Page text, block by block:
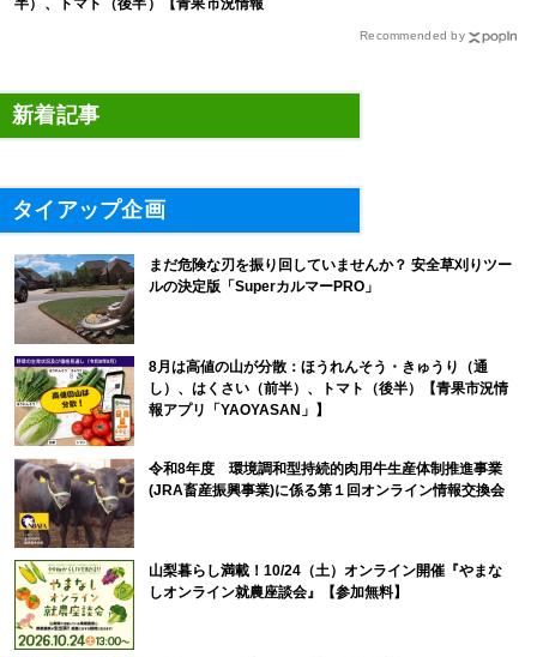
半）、トマト（後半）【青果市況情報
Recommended by
新着記事
タイアップ企画
まだ危険な刃を振り回していませんか？ 安全草刈りツー
ルの決定版「SuperカルマーPRO」
8月は高値の山が分散：ほうれんそう・きゅうり（通
し）、はくさい（前半）、トマト（後半）【青果市況情
報アプリ「YAOYASAN」】
令和8年度 環境調和型持続的肉用牛生産体制推進事業
(JRA畜産振興事業)に係る第１回オンライン情報交換会
山梨暮らし満載！10/24（土）オンライン開催『やまな
しオンライン就農座談会』【参加無料】